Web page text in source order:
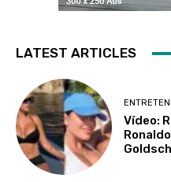
LATEST ARTICLES
Vídeo: